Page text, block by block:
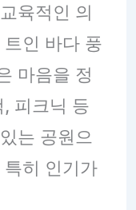
육적인 의
인 바다 풍
마음을 정
피크닉 등
는 공원으
특히 인기가